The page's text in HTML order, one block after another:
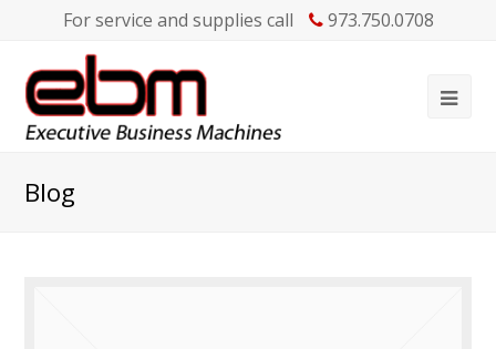
For service and supplies call 973.750.0708
Blog